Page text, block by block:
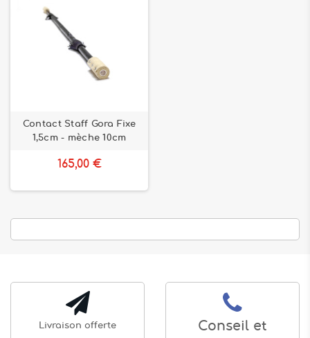
Contact Staff Gora Fixe
1,5cm - mèche 10cm
165,00 €
Livraison offerte
Conseil et